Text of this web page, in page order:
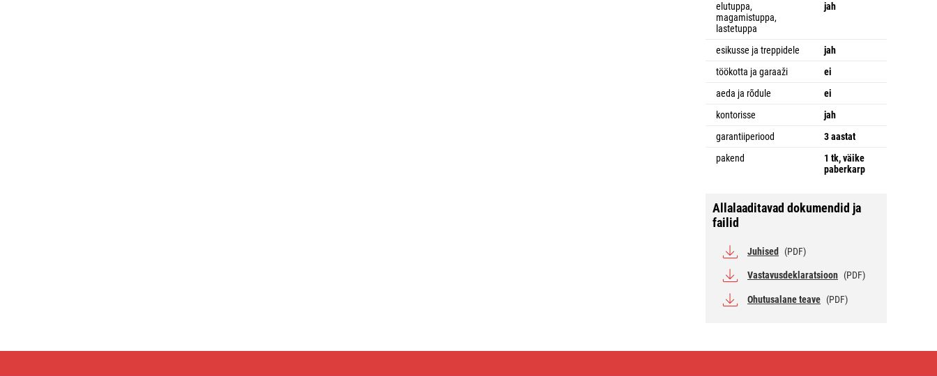
elutuppa,
magamistuppa,
lastetuppa
jah
esikusse ja treppidele
jah
töökotta ja garaaži
ei
aeda ja rõdule
ei
kontorisse
jah
garantiiperiood
3 aastat
pakend
1 tk, väike
paberkarp
Allalaaditavad dokumendid ja
failid
Juhised (PDF)
Vastavusdeklaratsioon (PDF)
Ohutusalane teave (PDF)